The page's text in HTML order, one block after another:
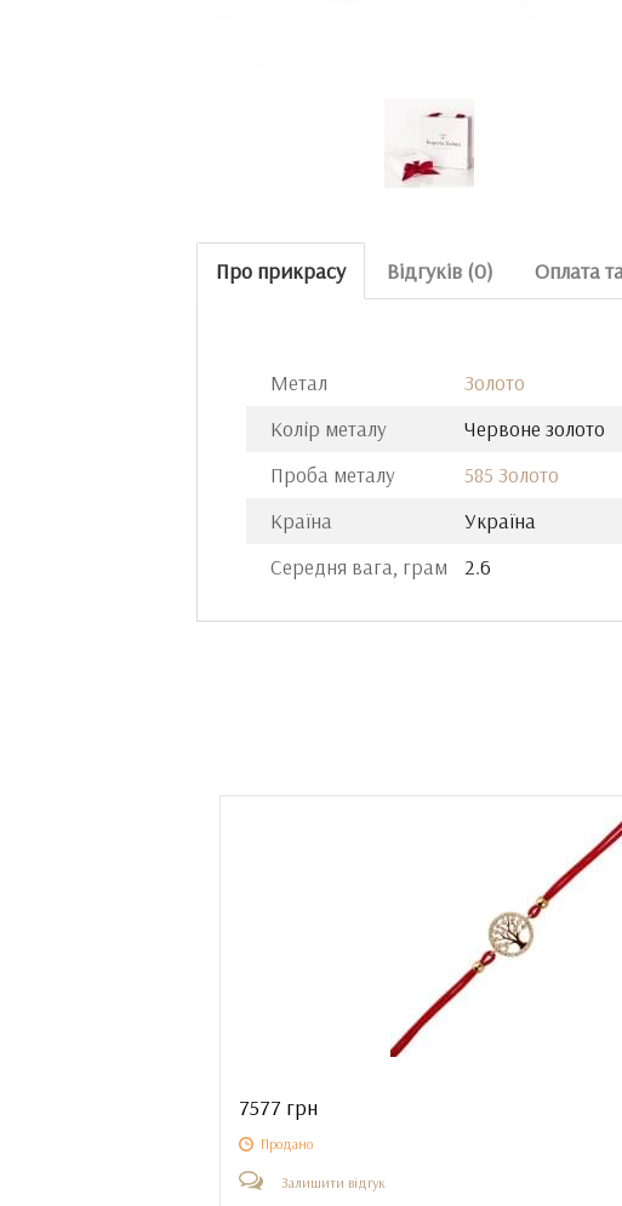
Про прикрасу Відгуків (0) Оплата
Метал
Золото
Колір металу
Червоне золото
Проба металу
585 Золото
Країна
Україна
Середня вага, грам
2.6
7577 грн
Продано
Залишити відгук